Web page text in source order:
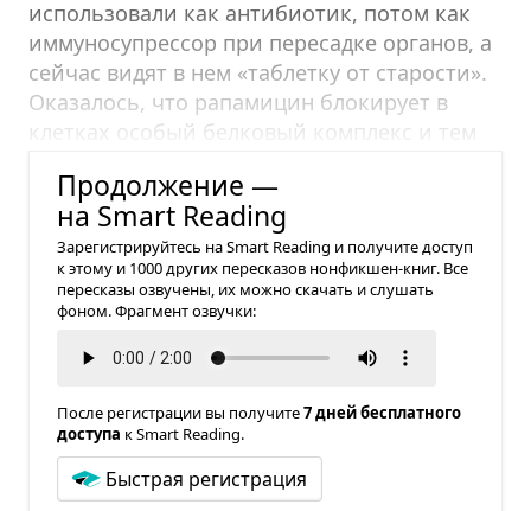
использовали как антибиотик, потом как
иммуносупрессор при пересадке органов, а
сейчас видят в нем «таблетку от старости».
Оказалось, что рапамицин блокирует в
клетках особый белковый комплекс и тем
Продолжение —
на Smart Reading
Зарегистрируйтесь на Smart Reading и получите доступ
к этому и 1000 других пересказов нонфикшен-книг. Все
пересказы озвучены, их можно скачать и слушать
фоном. Фрагмент озвучки:
После регистрации вы получите7 дней бесплатного
доступа к Smart Reading.
Быстрая регистрация